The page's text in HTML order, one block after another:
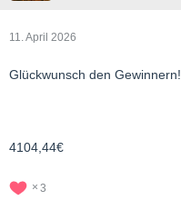
11. April 2026
Glückwunsch den Gewinnern!
4104,44€
3